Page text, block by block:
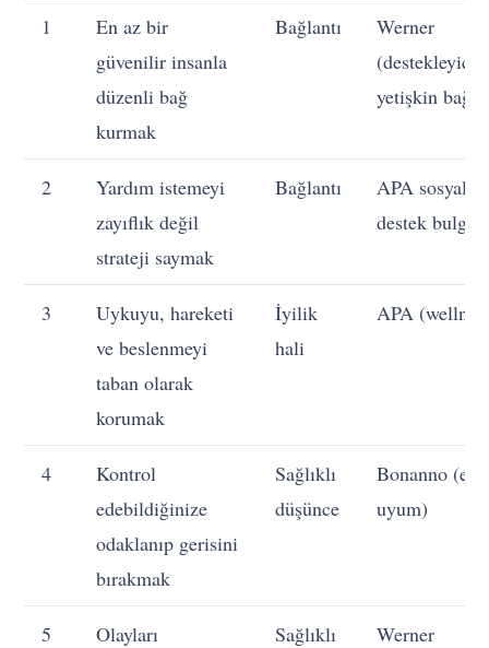
1
En az bir
güvenilir insanla
düzenli bağ
kurmak
Bağlantı
Werner
(destekleyici
yetişkin bağı)
2
Yardım istemeyi
zayıflık değil
strateji saymak
Bağlantı
APA sosyal
destek
3
Uykuyu, hareketi
ve beslenmeyi
taban olarak
korumak
İyilik
hali
APA
4
Kontrol
edebildiğinize
odaklanıp gerisini
bırakmak
Sağlıklı
düşünce
Bonanno
uyum)
5
Olayları
Sağlıklı
Werner